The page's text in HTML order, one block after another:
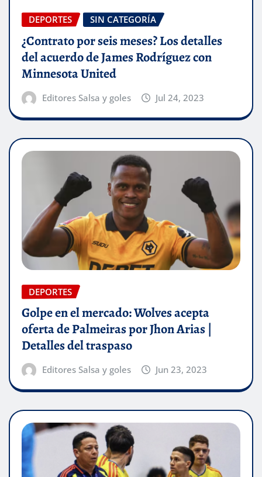
DEPORTES SIN CATEGORÍA
¿Contrato por seis meses? Los detalles
del acuerdo de James Rodríguez con
Minnesota United
Editores Salsa y goles Jul 24, 2023
DEPORTES
Golpe en el mercado: Wolves acepta
oferta de Palmeiras por Jhon Arias |
Detalles del traspaso
Editores Salsa y goles Jun 23, 2023